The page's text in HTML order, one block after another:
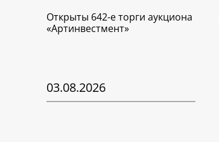
Открыты 642-е торги аукциона
«Артинвестмент»
03.08.2026